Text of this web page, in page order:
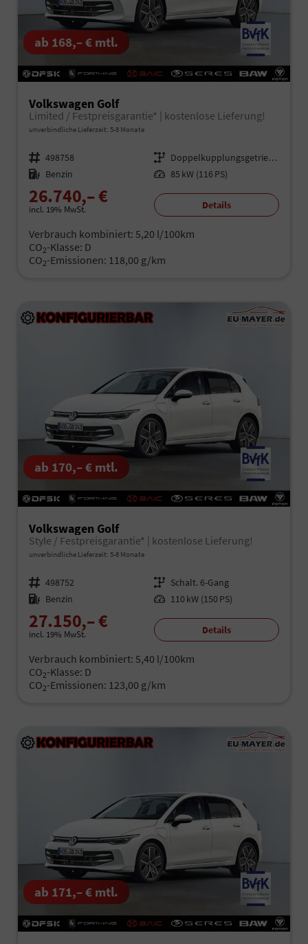
ab 168,– € mtl.
Volkswagen Golf
Limited / Festpreisgarantie* | kostenlose Lieferung!
unverbindliche Lieferzeit: 5-8 Monate
Fahrzeugnr. 498758 Getriebe
Doppelkupplungsgetriebe (DSG)
Kraftstoff Benzin Leistung 85 kW (116 PS)
26.740,– €
incl. 19% MwSt. Details
Verbrauch kombiniert: 5,20 l/100km
CO2-Klasse: D
CO2-Emissionen: 118,00 g/km
ab 170,– € mtl.
Volkswagen Golf
Style / Festpreisgarantie* | kostenlose Lieferung!
unverbindliche Lieferzeit: 5-8 Monate
Fahrzeugnr. 498752 Getriebe Schalt. 6-Gang
Kraftstoff Benzin Leistung 110 kW (150 PS)
27.150,– €
incl. 19% MwSt. Details
Verbrauch kombiniert: 5,40 l/100km
CO2-Klasse: D
CO2-Emissionen: 123,00 g/km
ab 171,– € mtl.